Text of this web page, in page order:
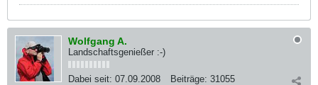
Wolfgang A.
Landschaftsgenießer :-)
Dabei seit: 07.09.2008 Beiträge: 31055